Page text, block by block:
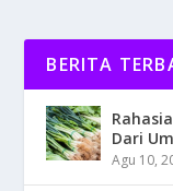
BERITA
Dari
Agu 10,